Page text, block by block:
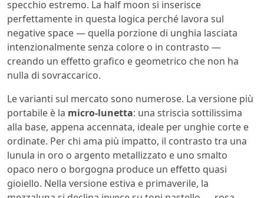
specchio estremo. La half moon si inserisce
perfettamente in questa logica perché lavora sul
negative space — quella porzione di unghia lasciata
intenzionalmente senza colore o in contrasto —
creando un effetto grafico e geometrico che non ha
nulla di sovraccarico.
Le varianti sul mercato sono numerose. La versione più
portabile è la micro-lunetta: una striscia sottilissima
alla base, appena accennata, ideale per unghie corte e
ordinate. Per chi ama più impatto, il contrasto tra una
lunula in oro o argento metallizzato e uno smalto
opaco nero o borgogna produce un effetto quasi
gioiello. Nella versione estiva e primaverile, la